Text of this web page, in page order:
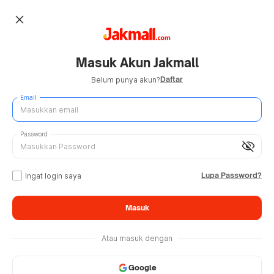
close
Masuk Akun Jakmall
Belum punya akun?Daftar
Email
visibility_off
Password
Ingat login saya Lupa Password?
Masuk
Atau masuk dengan
Google